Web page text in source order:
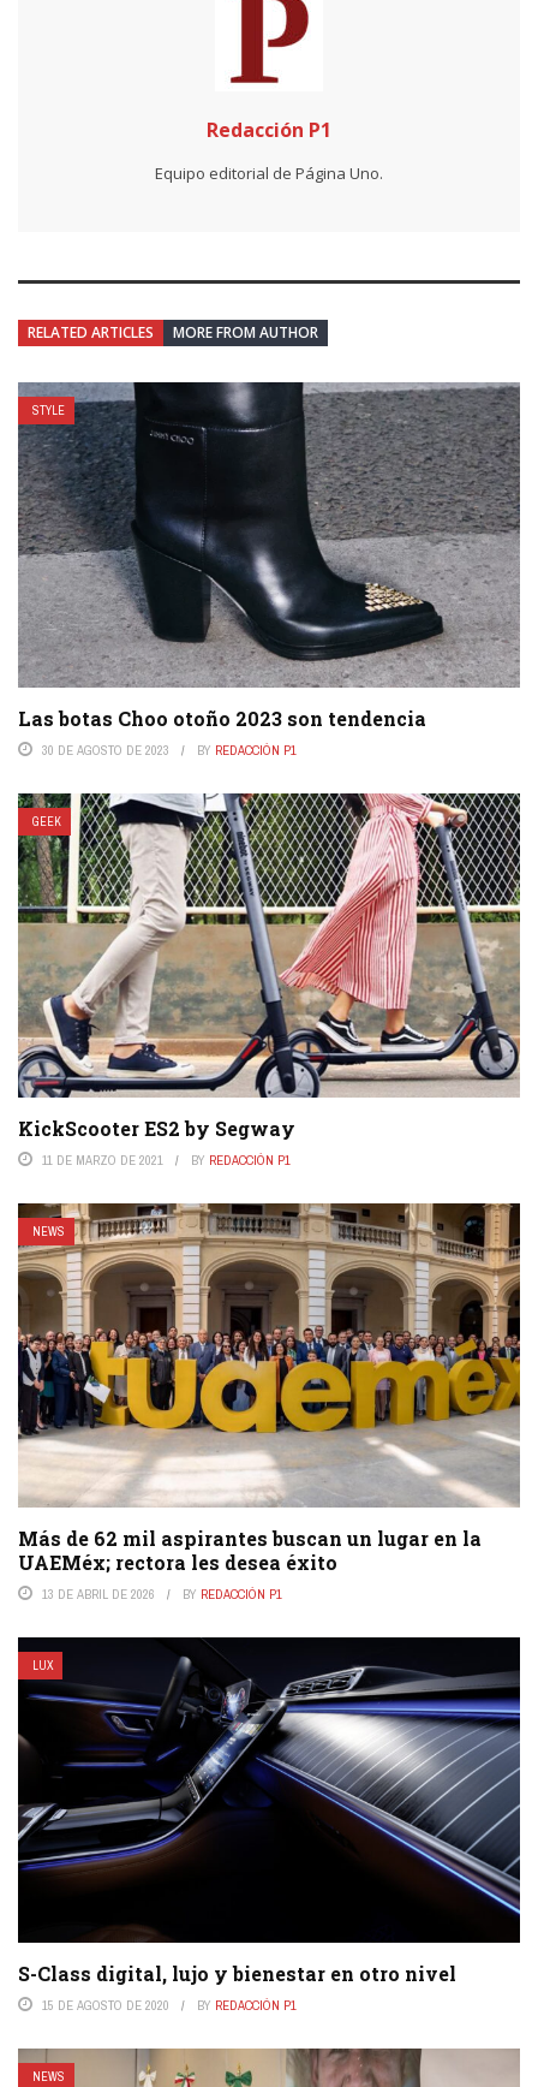
Redacción P1
Equipo editorial de Página Uno.
RELATED ARTICLES MORE FROM AUTHOR
STYLE
Las botas Choo otoño 2023 son tendencia
30 DE AGOSTO DE 2023 BY REDACCIÓN P1
GEEK
KickScooter ES2 by Segway
11 DE MARZO DE 2021 BY REDACCIÓN P1
NEWS
Más de 62 mil aspirantes buscan un lugar en la
UAEMéx; rectora les desea éxito
13 DE ABRIL DE 2026 BY REDACCIÓN P1
LUX
S-Class digital, lujo y bienestar en otro nivel
15 DE AGOSTO DE 2020 BY REDACCIÓN P1
NEWS